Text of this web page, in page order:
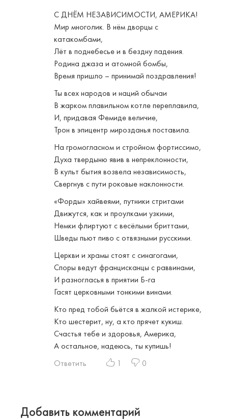
С ДНЁМ НЕЗАВИСИМОСТИ, АМЕРИКА!
Мир многолик. В нём дворцы с
катакомбами,
Лёт в поднебесье и в бездну падения.
Родина джаза и атомной бомбы,
Время пришло – принимай поздравления!
Ты всех народов и наций обычаи
В жарком плавильном котле переплавила,
И, придавая Фемиде величие,
Трон в эпицентр мирозданья поставила.
На громогласном и стройном фортиссимо,
Духа твердыню явив в непреклонности,
В культ бытия возвела независимость,
Свергнув с пути роковые наклонности.
«Форды» хайвеями, путники стритами
Движутся, как и проулками узкими,
Немки флиртуют с весёлыми бриттами,
Шведы пьют пиво с отвязными русскими.
Церкви и храмы стоят с синагогами,
Споры ведут францисканцы с раввинами,
И разногласья в приятии Б-га
Гасят церковными тонкими винами.
Кто пред тобой бьётся в жалкой истерике,
Кто шестерит, ну, а кто прячет кукиш.
Счастья тебе и здоровья, Америка,
А остальное, надеюсь, ты купишь!
Ответить
1 0
Добавить комментарий